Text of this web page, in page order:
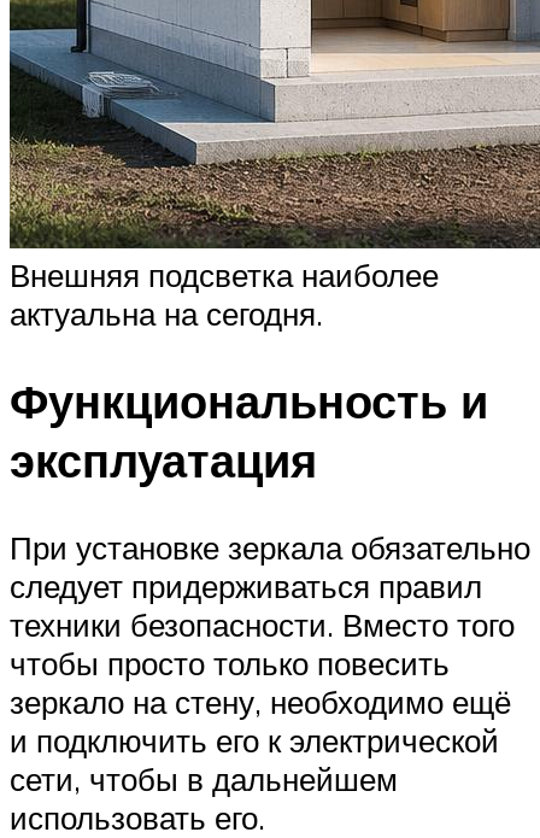
Внешняя подсветка наиболее
актуальна на сегодня.
Функциональность и
эксплуатация
При установке зеркала обязательно
следует придерживаться правил
техники безопасности. Вместо того
чтобы просто только повесить
зеркало на стену, необходимо ещё
и подключить его к электрической
сети, чтобы в дальнейшем
использовать его.